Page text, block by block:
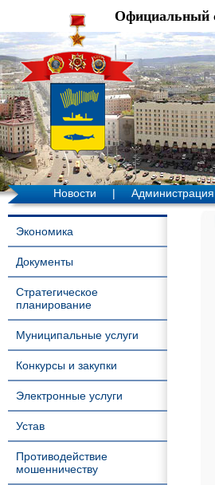
Официальный
Новости | Администрация
Экономика
Документы
Стратегическое
планирование
Муниципальные услуги
Конкурсы и закупки
Электронные услуги
Устав
Противодействие
мошенничеству